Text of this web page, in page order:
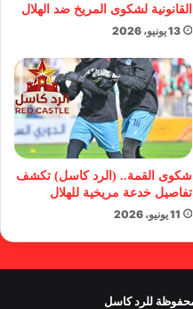
القانونية لشكوى المريخ ضد الهلال
13 يونيو، 2026
شكوى القمة.. (الرد كاسل) تكشف
تفاصيل خدعة مريخية للهلال
11 يونيو، 2026